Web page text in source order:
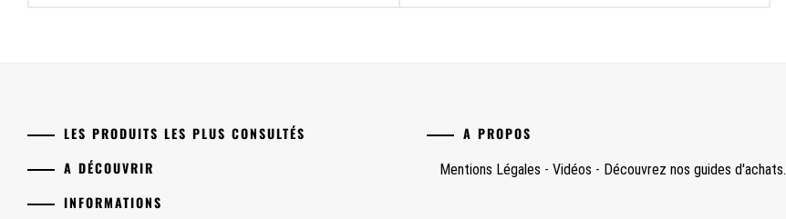
LES PRODUITS LES PLUS CONSULTÉS
A DÉCOUVRIR
INFORMATIONS
A PROPOS
Mentions Légales - Vidéos - Découvrez nos guides d'achats.